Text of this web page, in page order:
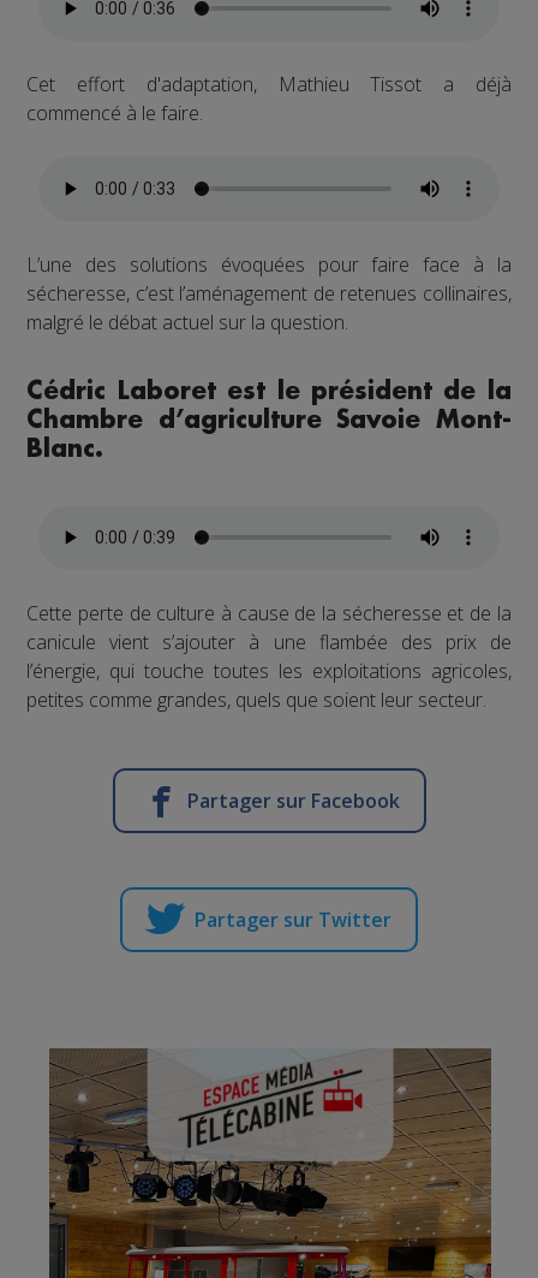
Cet effort d'adaptation, Mathieu Tissot a déjà
commencé à le faire.
L’une des solutions évoquées pour faire face à la
sécheresse, c’est l’aménagement de retenues collinaires,
malgré le débat actuel sur la question.
Cédric Laboret est le président de la
Chambre d’agriculture Savoie Mont-
Blanc.
Cette perte de culture à cause de la sécheresse et de la
canicule vient s’ajouter à une flambée des prix de
l’énergie, qui touche toutes les exploitations agricoles,
petites comme grandes, quels que soient leur secteur.
Partager sur Facebook
Partager sur Twitter